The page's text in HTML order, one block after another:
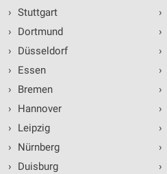
› Stuttgart
›
Dortmund
›
Düsseldorf
›
Essen
›
Bremen
›
Hannover
›
Leipzig
›
Nürnberg
›
Duisburg
›
›
›
›
›
›
›
›
›